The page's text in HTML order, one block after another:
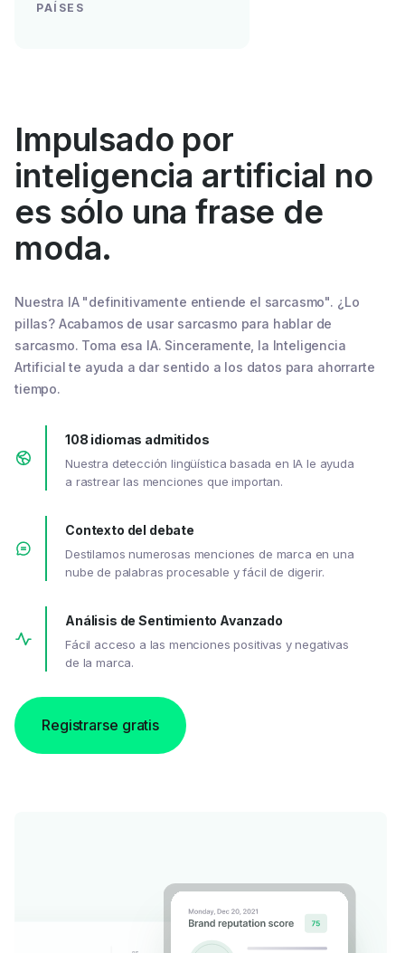
PAÍSES
Impulsado por
inteligencia artificial no
es sólo una frase de
moda.
Nuestra IA "definitivamente entiende el sarcasmo". ¿Lo
pillas? Acabamos de usar sarcasmo para hablar de
sarcasmo. Toma esa IA. Sinceramente, la Inteligencia
Artificial te ayuda a dar sentido a los datos para ahorrarte
tiempo.
108 idiomas admitidos
Nuestra detección lingüística basada en IA le ayuda
a rastrear las menciones que importan.
Contexto del debate
Destilamos numerosas menciones de marca en una
nube de palabras procesable y fácil de digerir.
Análisis de Sentimiento Avanzado
Fácil acceso a las menciones positivas y negativas
de la marca.
Registrarse gratis